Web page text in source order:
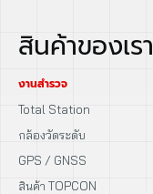
สินค้าของเรา
งานสำรวจ
Total Station
กล้องวัดระดับ
GPS / GNSS
สินค้า TOPCON